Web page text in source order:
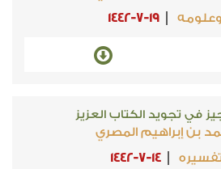
1442-7-19
في تجويد الكتاب العزيز
بن إبراهيم المصري
1442-7-14